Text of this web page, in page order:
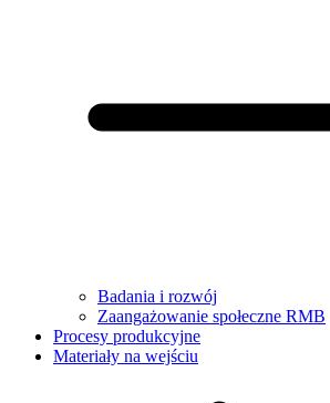
Badania i rozwój
Zaangażowanie społeczne RMB
Procesy produkcyjne
Materiały na wejściu